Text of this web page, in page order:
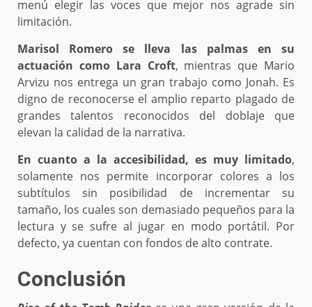
menú elegir las voces que mejor nos agrade sin
limitación.
Marisol Romero se lleva las palmas en su
actuación como Lara Croft, mientras que Mario
Arvizu nos entrega un gran trabajo como Jonah. Es
digno de reconocerse el amplio reparto plagado de
grandes talentos reconocidos del doblaje que
elevan la calidad de la narrativa.
En cuanto a la accesibilidad, es muy limitado,
solamente nos permite incorporar colores a los
subtítulos sin posibilidad de incrementar su
tamaño, los cuales son demasiado pequeños para la
lectura y se sufre al jugar en modo portátil. Por
defecto, ya cuentan con fondos de alto contrate.
Conclusión